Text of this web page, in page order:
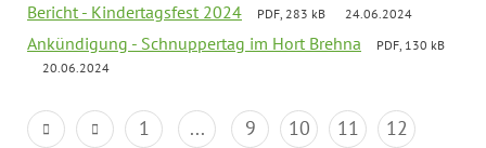
Bericht - Kindertagsfest 2024 PDF, 283 kB 24.06.2024
Ankündigung - Schnuppertag im Hort Brehna
PDF, 130 kB
20.06.2024
1 ... 9 10 11
12